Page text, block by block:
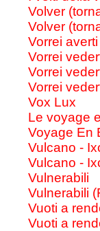
Volver
Volver
Vorrei
Vorrei
Vorrei
Vorrei
Vox Lux
Le voyage
Voyage En
Vulcano -
Vulcano -
Vulnerabili
Vulnerabili
Vuoti a
Vuoti a